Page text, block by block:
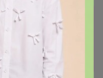
закупке